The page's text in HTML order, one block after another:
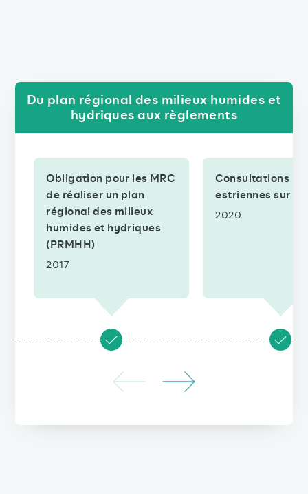
Du plan régional des milieux humides et
hydriques aux règlements
Obligation pour les MRC
de réaliser un plan
régional des milieux
humides et hydriques
(PRMHH)
2017
Consultations
estriennes sur le
2020